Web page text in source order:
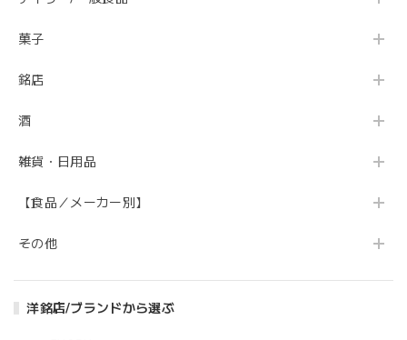
菓子
銘店
酒
雑貨・日用品
【食品／メーカー別】
その他
洋銘店/ブランドから選ぶ